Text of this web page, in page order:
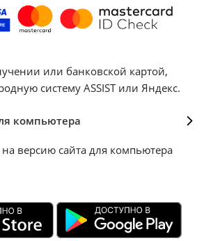
или банковской картой,
систему ASSIST или Яндекс.
компьютера
версию сайта для компьютера